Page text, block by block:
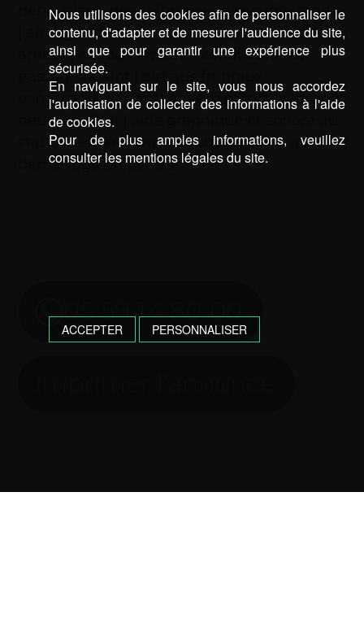
debouclage des ceintures de securite arriere
| airbags rideaux de tete aux places avant et
arriere | airbags lateraux conducteur et
passager avant | airbags frontaux
conducteur et passager adaptatifs (passager
neutralisable) | aide graphique et sonore au
stationnement avant et arriere | aide au
demarrage en pente2
05 59 14 80 00
Nous utilisons des cookies afin de personnaliser le
contenu, d'adapter et de mesurer l'audience du site,
ainsi que pour garantir une expérience plus
sécurisée.
En naviguant sur le site, vous nous accordez
l'autorisation de collecter des informations à l'aide
de cookies.
Pour de plus amples informations, veuillez
consulter les mentions légales du site.
ACCEPTER PERSONNALISER